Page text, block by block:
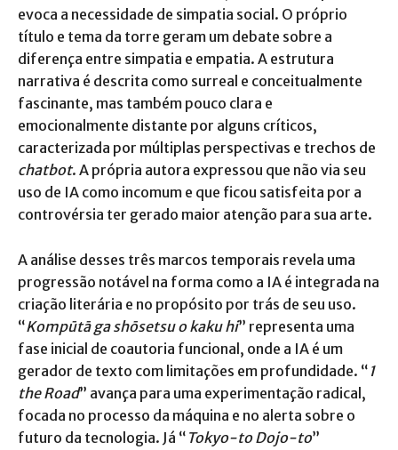
evoca a necessidade de simpatia social. O próprio
título e tema da torre geram um debate sobre a
diferença entre simpatia e empatia. A estrutura
narrativa é descrita como surreal e conceitualmente
fascinante, mas também pouco clara e
emocionalmente distante por alguns críticos,
caracterizada por múltiplas perspectivas e trechos de
chatbot. A própria autora expressou que não via seu
uso de IA como incomum e que ficou satisfeita por a
controvérsia ter gerado maior atenção para sua arte.
A análise desses três marcos temporais revela uma
progressão notável na forma como a IA é integrada na
criação literária e no propósito por trás de seu uso.
“Kompūtā ga shōsetsu o kaku hi” representa uma
fase inicial de coautoria funcional, onde a IA é um
gerador de texto com limitações em profundidade. “ 1
the Road” avança para uma experimentação radical,
focada no processo da máquina e no alerta sobre o
futuro da tecnologia. Já “ Tokyo-to Dojo-to”